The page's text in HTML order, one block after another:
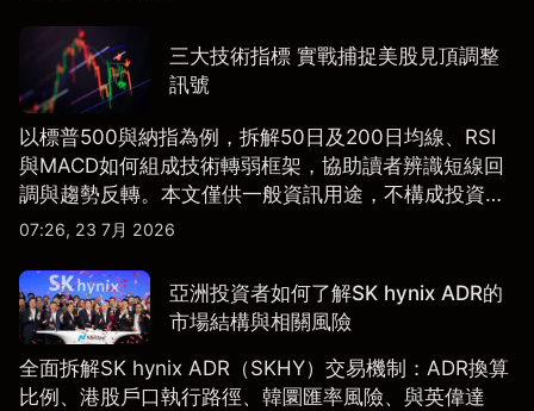
三大技術指標 實戰捕捉美股見頂調整
訊號
以標普500與納指為例，拆解50日及200日均線、RSI
與MACD如何組成技術轉弱框架，協助讀者辨識短線回
調與趨勢反轉。本文僅供一般資訊用途，不構成投資研
究、投資建議或任何交易推薦。
07:26, 23 7月 2026
亞洲投資者如何了解SK hynix ADR的
市場結構與相關風險
全面拆解SK hynix ADR（SKHY）交易機制：ADR換算
比例、港股戶口執行路徑、韓圜匯率風險、與英偉達